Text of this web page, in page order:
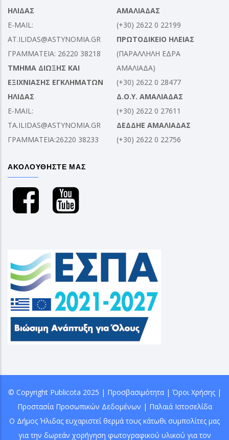
ΗΛΙΔΑΣ
E-MAIL:
AT.ILIDAS@ASTYNOMIA.GR
ΓΡΑΜΜΑΤΕΙΑ: 26220 38218
ΤΜΗΜΑ ΔΙΩΞΗΣ ΚΑΙ
ΕΞΙΧΝΙΑΣΗΣ ΕΓΚΛΗΜΑΤΩΝ
ΗΛΙΔΑΣ
E-MAIL:
TA.ILIDAS@ASTYNOMIA.GR
ΓΡΑΜΜΑΤΕΙΑ:26220 38233
ΑΜΑΛΙΑΔΑΣ
(+30) 2622 0 22199
ΠΡΩΤΟΔΙΚΕΙΟ ΗΛΕΙΑΣ
(ΠΑΡΑΛΛΗΛΗ ΕΔΡΑ
ΑΜΑΛΙΑΔΑ)
(+30) 2622 0 28477
Δ.Ο.Υ. ΑΜΑΛΙΑΔΑΣ
(+30) 2622 0 27611
ΔΕΔΔΗΕ ΑΜΑΛΙΑΔΑΣ
(+30) 2622 0 22756
ΑΚΟΛΟΥΘΗΣΤΕ ΜΑΣ
© Copyright Publicota 2025 | Προσβασιμότητα| Όροι Χρήσης|
Προστασία Προσωπικών Δεδομένων | Παλαιά Ιστοσελίδα
Ο Δήμος Ήλιδας ευχαριστεί θερμά τους κάτωθι συμπολίτες μας
για την δωρεάν χορήγηση φωτογραφικού υλικού για τον